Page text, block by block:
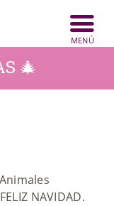
🎄
NAVIDAD.